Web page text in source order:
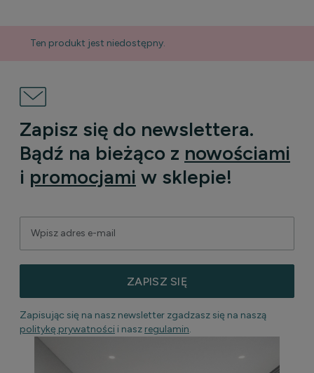
Ten produkt jest niedostępny.
Zapisz się do newslettera.
Bądź na bieżąco z nowościami
i promocjami w sklepie!
ZAPISZ SIĘ
Zapisując się na nasz newsletter zgadzasz się na naszą
politykę prywatności i nasz regulamin.